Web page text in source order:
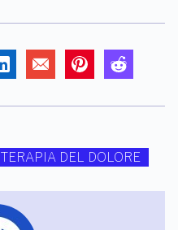
TERAPIA DEL DOLORE